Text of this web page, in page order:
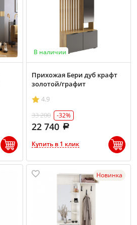
В наличии
Прихожая Бери дуб крафт
золотой/графит
4.9
33 200
-32%
22 740
Купить в 1 клик
Новинка